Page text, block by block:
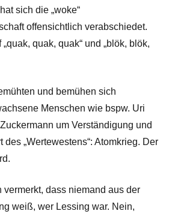
sich die „woke“
offensichtlich verabschiedet.
quak, quak“ und „blök, blök,
und bemühen sich
Menschen wie bspw. Uri
um Verständigung und
des „Wertewestens“: Atomkrieg. Der
vermerkt, dass niemand aus der
weiß, wer Lessing war. Nein,